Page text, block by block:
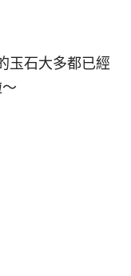
玉石大多都已經